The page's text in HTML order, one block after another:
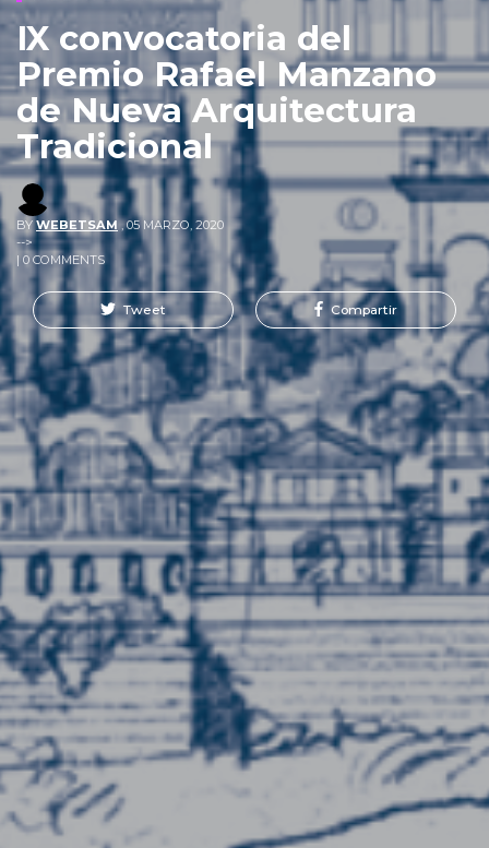
IX convocatoria del
Premio Rafael Manzano
de Nueva Arquitectura
Tradicional
BY WEBETSAM ,05 MARZO, 2020
-->
| 0 COMMENTS
Tweet Compartir